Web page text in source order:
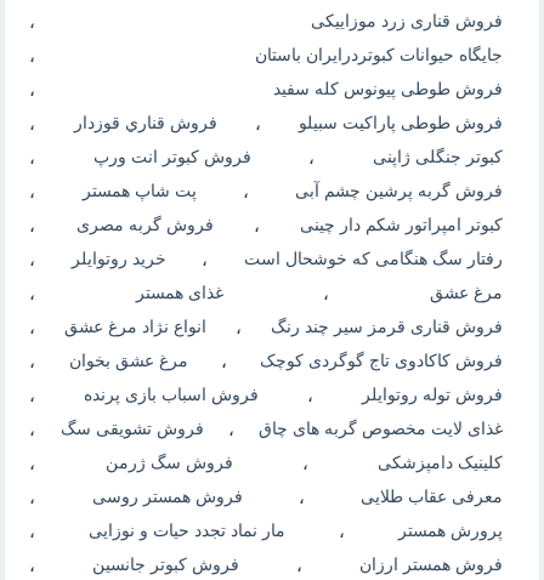
فروش قناری زرد موزاییکی ،
جایگاه حیوانات کبوتردرایران باستان ،
فروش طوطی پیونوس کله سفید ،
فروش طوطی پاراکیت سبیلو ، فروش قناري قوزدار ،
کبوتر جنگلی ژاپنی ، فروش کبوتر انت ورپ ،
فروش گربه پرشین چشم آبی ، پت شاپ همستر ،
کبوتر امپراتور شکم دار چینی ، فروش گربه مصری ،
رفتار سگ هنگامی که خوشحال است ، خرید روتوایلر ،
مرغ عشق ، غذای همستر ،
فروش قناری قرمز سیر چند رنگ ، انواع نژاد مرغ عشق ،
فروش کاکادوی تاج گوگردی کوچک ، مرغ عشق بخوان ،
فروش توله روتوایلر ، فروش اسباب بازی پرنده ،
غذای لایت مخصوص گربه های چاق ، فروش تشویقی سگ ،
کلینیک دامپزشکی ، فروش سگ ژرمن ،
معرفی عقاب طلایی ، فروش همستر روسی ،
پرورش همستر ، مار نماد تجدد حیات و نوزایی ،
فروش همستر ارزان ، فروش کبوتر جانسین ،